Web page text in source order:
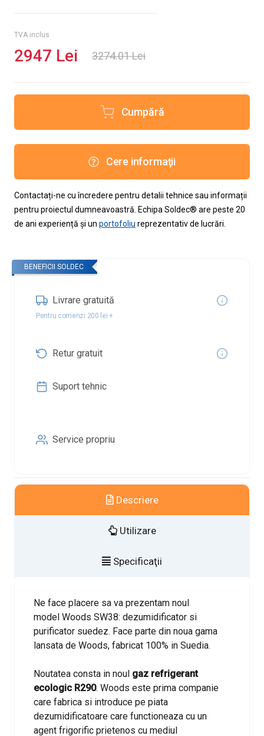
TVA inclus
2947 Lei 3274.01 Lei
Cumpără
Cere informaţii
Contactați-ne cu încredere pentru detalii tehnice sau informații
pentru proiectul dumneavoastră. Echipa Soldec® are peste 20
de ani experiență și un portofoliu reprezentativ de lucrări.
BENEFICII SOLDEC
Livrare gratuită
Pentru comenzi 200 lei +
Retur gratuit
Suport tehnic
Service propriu
Descriere
Utilizare
Specificaţii
Ne face placere sa va prezentam noul
model Woods SW38: dezumidificator si
purificator suedez. Face parte din noua gama
lansata de Woods, fabricat 100% in Suedia.
Noutatea consta in noul gaz refrigerant
ecologic R290. Woods este prima companie
care fabrica si introduce pe piata
dezumidificatoare care functioneaza cu un
agent frigorific prietenos cu mediul